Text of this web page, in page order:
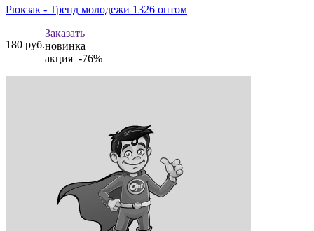
Рюкзак - Тренд молодежи 1326 оптом
180 руб.
Заказать
новинка
акция -76%